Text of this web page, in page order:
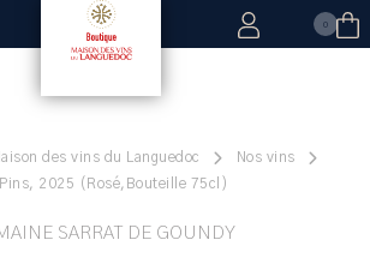
0
des vins du Languedoc
Nos vins
Pins, 2025 (Rosé,Bouteille 75cl)
SARRAT DE GOUNDY